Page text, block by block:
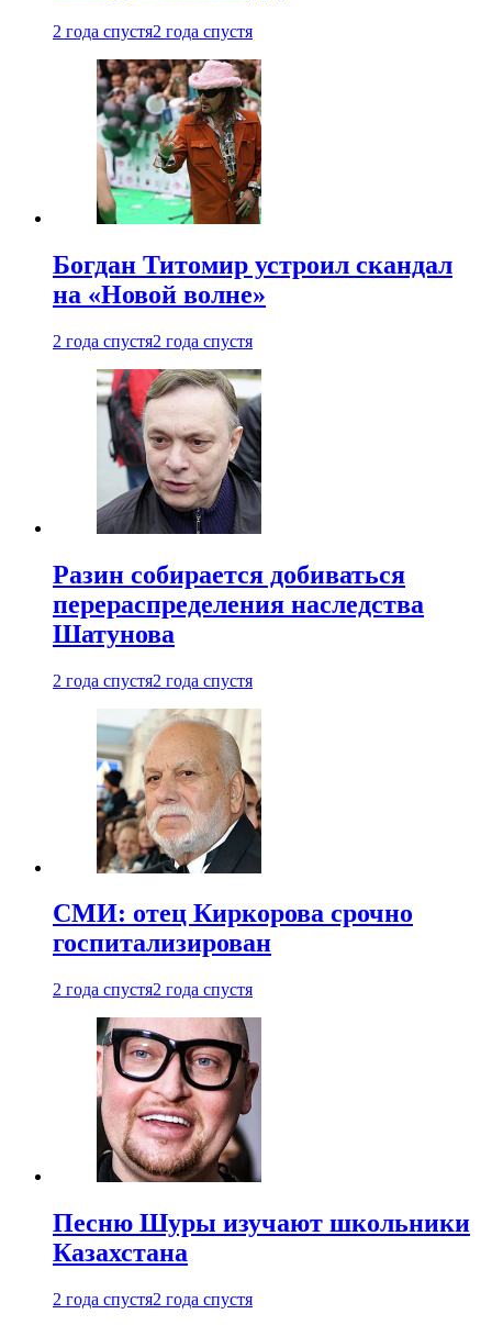
2 года спустя2 года спустя
Богдан Титомир устроил скандал
на «Новой волне»
2 года спустя2 года спустя
Разин собирается добиваться
перераспределения наследства
Шатунова
2 года спустя2 года спустя
СМИ: отец Киркорова срочно
госпитализирован
2 года спустя2 года спустя
Песню Шуры изучают школьники
Казахстана
2 года спустя2 года спустя